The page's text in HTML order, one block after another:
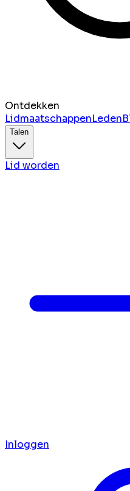
Ontdekken
LidmaatschappenLeden
Talen
Lid worden
Inloggen